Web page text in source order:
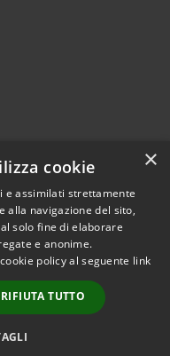
© 2026 • Comune di
Castiglion Fiorentino •
Powered byMunicipium •
Accesso redazione
×
cookie
e assimilati strettamente
alla navigazione del sito,
solo fine di elaborare
e anonime.
policy al seguente link
RIFIUTA TUTTO